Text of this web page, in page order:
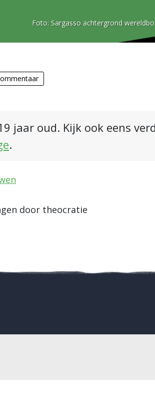
Foto: Sargasso achtergrond
jaar oud. Kijk ook eens
.
door theocratie